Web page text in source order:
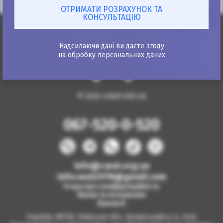
067-520-0-520
info@carat.org.ua
infocarat2018@gmail.com
Угода про конфіденційність
Умови та положення
Вакансії
Україна, 08130, Київська обл., Бучанський р-н, село
Надсилаючи дані ви даєте згоду
на обробку персональних даних